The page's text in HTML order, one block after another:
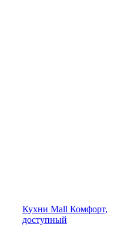
Кухни Mall Комфорт,
доступный